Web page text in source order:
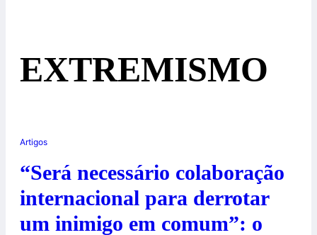
EXTREMISMO
Artigos
“Será necessário colaboração
internacional para derrotar
um inimigo em comum”: o